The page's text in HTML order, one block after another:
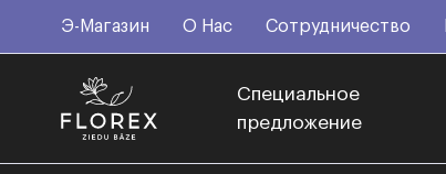
Э-Магазин О Нас Сотрудничество
Специальное
предложение